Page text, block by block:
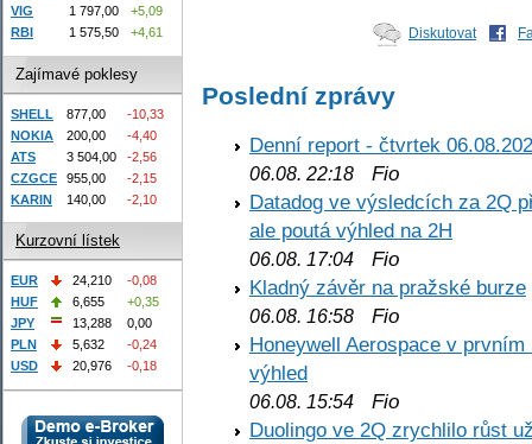
Diskutovat
Poslední zprávy
Denní report - čtvrtek
06.08. 22:18 Fio
Datadog ve výsledcích za 2Q
ale poutá výhled na 2H
06.08. 17:04 Fio
Kladný závěr na pražské burze
06.08. 16:58 Fio
Honeywell Aerospace v
výhled
06.08. 15:54 Fio
Duolingo ve 2Q zrychlilo růst
VIG
1 797,00
+5,09
RBI
1 575,50 +4,61
Zajímavé poklesy
SHELL 877,00
-10,33
NOKIA
200,00
-4,40
ATS
3 504,00
-2,56
CZGCE
955,00
-2,15
KARIN
140,00 -2,10
Kurzovní lístek
EUR 24,210
-0,08
HUF
6,655
+0,35
JPY
13,288
0,00
PLN
5,632
-0,24
USD
20,976 -0,18